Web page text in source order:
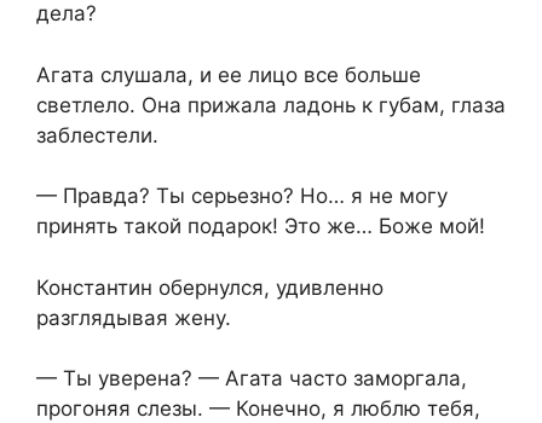
дела?
Агата слушала, и ее лицо все больше
светлело. Она прижала ладонь к губам, глаза
заблестели.
— Правда? Ты серьезно? Но… я не могу
принять такой подарок! Это же… Боже мой!
Константин обернулся, удивленно
разглядывая жену.
— Ты уверена? — Агата часто заморгала,
прогоняя слезы. — Конечно, я люблю тебя,